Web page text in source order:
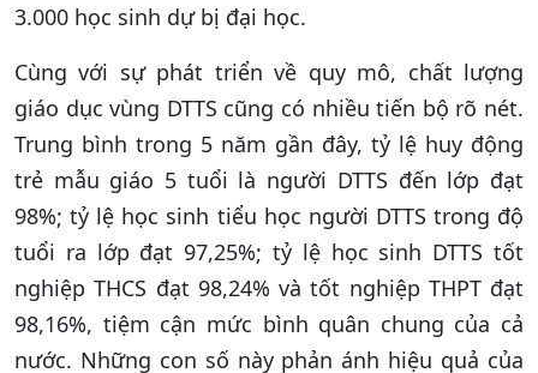
3.000 học sinh dự bị đại học.
Cùng với sự phát triển về quy mô, chất lượng
giáo dục vùng DTTS cũng có nhiều tiến bộ rõ nét.
Trung bình trong 5 năm gần đây, tỷ lệ huy động
trẻ mẫu giáo 5 tuổi là người DTTS đến lớp đạt
98%; tỷ lệ học sinh tiểu học người DTTS trong độ
tuổi ra lớp đạt 97,25%; tỷ lệ học sinh DTTS tốt
nghiệp THCS đạt 98,24% và tốt nghiệp THPT đạt
98,16%, tiệm cận mức bình quân chung của cả
nước. Những con số này phản ánh hiệu quả của